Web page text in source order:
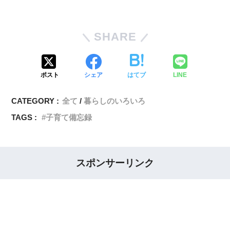
SHARE
ポスト シェア はてブ LINE
CATEGORY : 全て
暮らしのいろいろ
TAGS :
子育て備忘録
スポンサーリンク